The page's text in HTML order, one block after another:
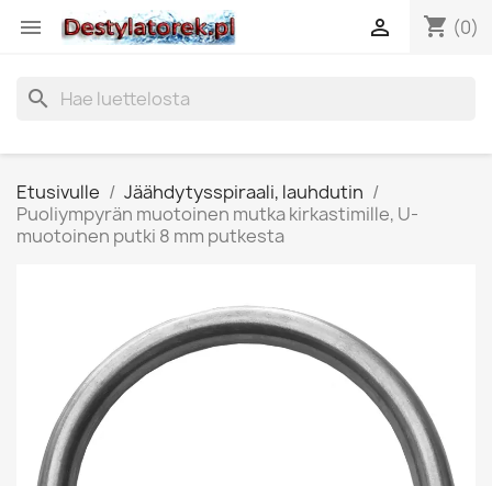
 shopping_cart (0)

search
Etusivulle
Jäähdytysspiraali, lauhdutin
Puoliympyrän muotoinen mutka kirkastimille, U-
muotoinen putki 8 mm putkesta